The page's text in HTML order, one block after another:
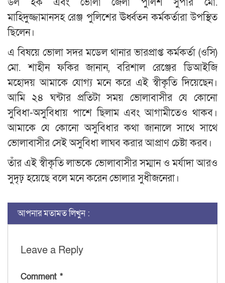
মাহিদুজ্জামানসহ রেঞ্জ পুলিশের ঊর্ধ্বতন কর্মকর্তারা উপস্থিত
ছিলেন।
এ বিষয়ে ভোলা সদর মডেল থানার ভারপ্রাপ্ত কর্মকর্তা (ওসি)
মো. শাহীন ফকির জানান, বরিশাল রেঞ্জের ডিআইজি
মহোদয় আমাকে যোগ্য মনে করে এই স্বীকৃতি দিয়েছেন।
আমি ২৪ ঘন্টার প্রতিটা সময় ভোলাবাসীর যে কোনো
সুবিধা-অসুবিধায় পাশে ছিলাম এবং আগামীতেও থাকব।
আমাকে যে কোনো অসুবিধার কথা জানালে সাথে সাথে
ভোলাবাসীর সেই অসুবিধা লাঘব করার আপ্রাণ চেষ্টা করব।
তাঁর এই স্বীকৃতি লাভকে ভোলাবাসীর সম্মান ও মর্যাদা আরও
সুদৃঢ় হয়েছে বলে মনে করেন ভোলার সুধীজনেরা।
আপনার মতামত লিখুন :
Leave a Reply
Comment *